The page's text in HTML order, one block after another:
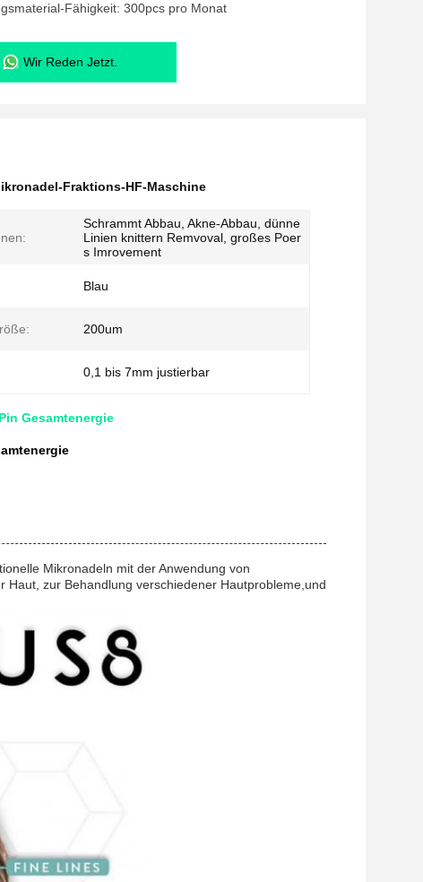
Fähigkeit: 300pcs pro Monat
Wir Reden Jetzt.
Fraktions-HF-Maschine
Schrammt Abbau, Akne-Abbau, dünne
Linien knittern Remvoval, großes Poer
s Imrovement
Blau
200um
0,1 bis 7mm justierbar
Gesamtenergie
Mikronadeln mit der Anwendung von
Haut, zur Behandlung verschiedener Hautprobleme,und